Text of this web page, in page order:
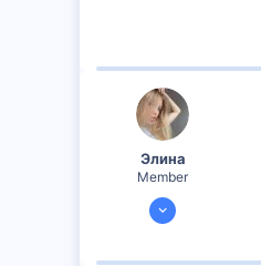
Элина
Member
3 Фев 2024